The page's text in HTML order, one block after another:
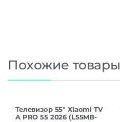
Похожие товары
Телевизор 55″ Xiaomi TV
A PRO 55 2026 (L55MB-